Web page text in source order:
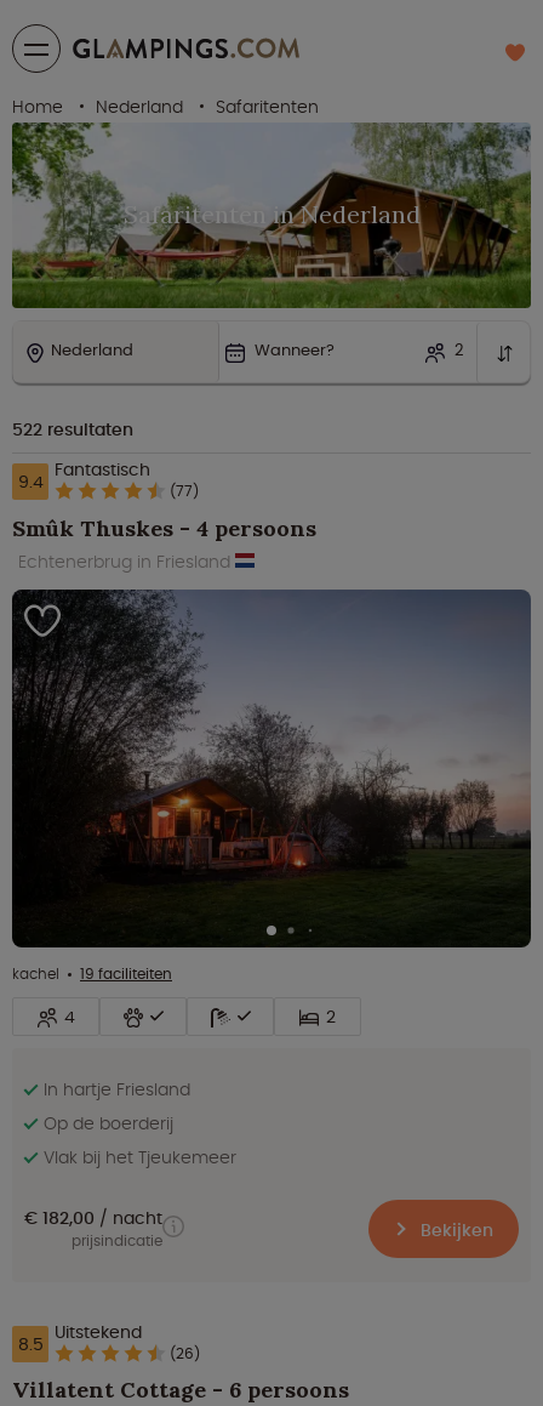
Home Nederland Safaritenten
Safaritenten in Nederland
Nederland Wanneer? 2
522 resultaten
9.4 Fantastisch
(77)
Smûk Thuskes - 4 persoons
Echtenerbrug in Friesland
kachel 19 faciliteiten
4 2
In hartje Friesland
Op de boerderij
Vlak bij het Tjeukemeer
€ 182,00 nacht
prijsindicatie Bekijken
8.5 Uitstekend
(26)
Villatent Cottage - 6 persoons